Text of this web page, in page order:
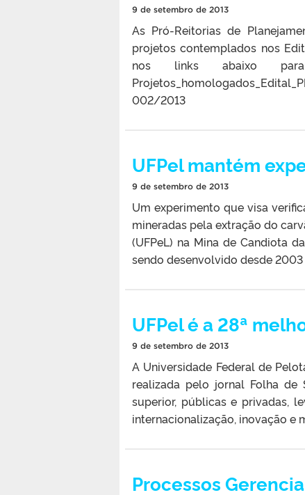
9 de setembro de 2013
As Pró-Reitorias de
projetos contemplados nos
nos links abaixo
002/2013
UFPel mantém
9 de setembro de 2013
Um experimento que visa
mineradas pela extração do
(UFPeL) na Mina de Candiota
sendo desenvolvido desde
UFPel é a 28ª
9 de setembro de 2013
A Universidade Federal de
realizada pelo jornal Folha de
superior, públicas e privadas,
internacionalização, inovação e
Processos